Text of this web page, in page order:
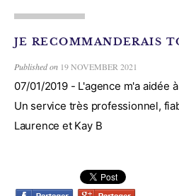
Instagram
Facebook
JE RECOMMANDERAIS
Published on 19 NOVEMBER 2021
07/01/2019 - L'agence m'a aidée
Un service très professionnel,
Laurence et Kay B